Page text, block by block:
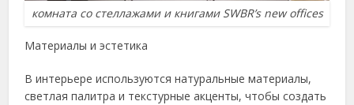
комната со стеллажами и книгами SWBR’s new offices
Материалы и эстетика
В интерьере используются натуральные материалы,
светлая палитра и текстурные акценты, чтобы создать